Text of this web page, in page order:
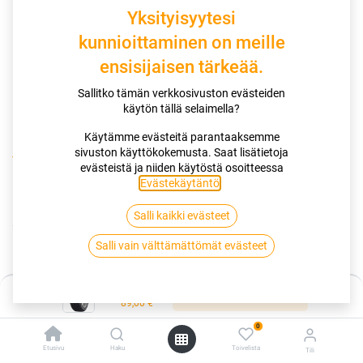
89,00€
Etusivu Haku
0
Toivelista Tili
Kauppa
205/65R16 95H TRIANGLE RELIAXTOURING TE307
205/65R16 95H TRIANGLE
RELIAXTOURING TE307
Tällä tuotteella ei ole kelvollista yhdistelmää.
Yksityisyytesi
kunnioittaminen on meille
ensisijaisen tärkeää.
Sallitko tämän verkkosivuston evästeiden
käytön tällä selaimella?
Käytämme evästeitä parantaaksemme
sivuston käyttökokemusta. Saat lisätietoja
evästeistä ja niiden käytöstä osoitteessa
Evästekäytäntö
Salli kaikki evästeet
Salli vain välttämättömät evästeet